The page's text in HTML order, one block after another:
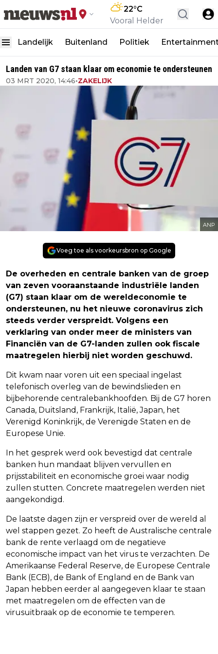
22°C
Vooral Helder
Landelijk Buitenland Politiek
Landen van G7 staan klaar om economie te ondersteunen
03 MRT 2020, 14:46•ZAKELIJK
ANP
Voeg toe als voorkeursbron op Google
De overheden en centrale banken van de groep
van zeven vooraanstaande industriële landen
(G7) staan klaar om de wereldeconomie te
ondersteunen, nu het nieuwe coronavirus zich
steeds verder verspreidt. Volgens een
verklaring van onder meer de ministers van
Financiën van de G7-landen zullen ook fiscale
maatregelen hierbij niet worden geschuwd.
Dit kwam naar voren uit een speciaal ingelast
telefonisch overleg van de bewindslieden en
bijbehorende centralebankhoofden. Bij de G7 horen
Canada, Duitsland, Frankrijk, Italië, Japan, het
Verenigd Koninkrijk, de Verenigde Staten en de
Europese Unie.
In het gesprek werd ook bevestigd dat centrale
banken hun mandaat blijven vervullen en
prijsstabiliteit en economische groei waar nodig
zullen stutten. Concrete maatregelen werden niet
aangekondigd.
De laatste dagen zijn er verspreid over de wereld al
wel stappen gezet. Zo heeft de Australische centrale
bank de rente verlaagd om de negatieve
economische impact van het virus te verzachten. De
Amerikaanse Federal Reserve, de Europese Centrale
Bank (ECB), de Bank of England en de Bank van
Japan hebben eerder al aangegeven klaar te staan
met maatregelen om de effecten van de
virusuitbraak op de economie te temperen.